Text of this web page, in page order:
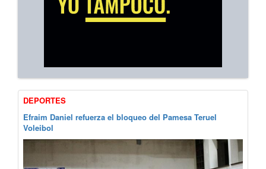
DEPORTES
Efraim Daniel refuerza el bloqueo del Pamesa Teruel
Voleibol